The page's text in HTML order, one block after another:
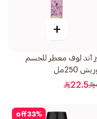
+
آند لوف معطر للجسم
250مل
22.5
33%
off